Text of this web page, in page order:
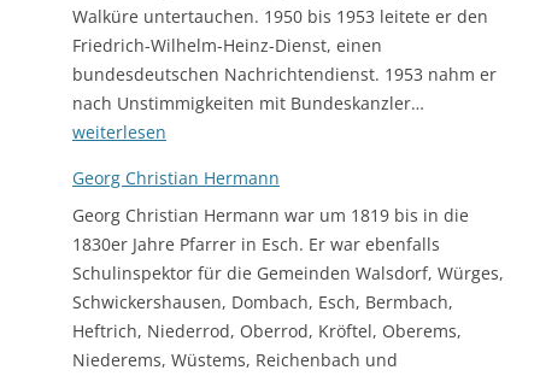
Walküre untertauchen. 1950 bis 1953 leitete er den
Friedrich-Wilhelm-Heinz-Dienst, einen
bundesdeutschen Nachrichtendienst. 1953 nahm er
nach Unstimmigkeiten mit Bundeskanzler…
weiterlesen
Georg Christian Hermann
Georg Christian Hermann war um 1819 bis in die
1830er Jahre Pfarrer in Esch. Er war ebenfalls
Schulinspektor für die Gemeinden Walsdorf, Würges,
Schwickershausen, Dombach, Esch, Bermbach,
Heftrich, Niederrod, Oberrod, Kröftel, Oberems,
Niederems, Wüstems, Reichenbach und